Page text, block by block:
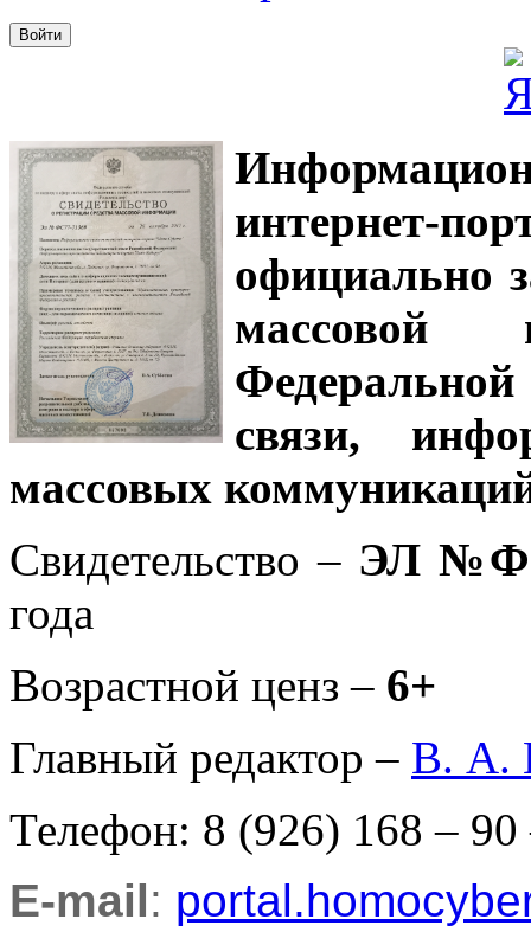
интернет-
официально
связи,
массовых
Свидетельство – ЭЛ
года
Возрастной ценз – 6+
Главный редактор – В. А.
Телефон: 8 (926) 168 – 90
E-mail: